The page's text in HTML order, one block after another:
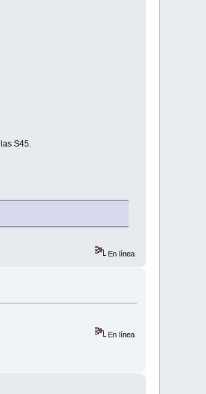
S45.
En línea
En línea